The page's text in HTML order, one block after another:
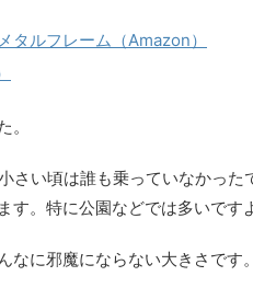
ルフレーム（Amazon）
さい頃は誰も乗っていなかった
す。特に公園などでは多いです
なに邪魔にならない大きさです